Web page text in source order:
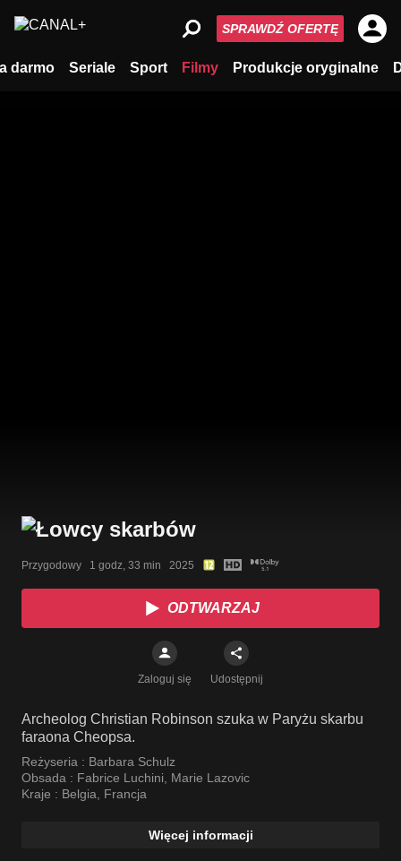
darmo Seriale Sport Filmy Produkcje oryginalne
SPRAWDŹ OFERTĘ
Przygodowy   1 godz, 33 min   2025
ODTWARZAJ
Zaloguj się Udostępnij
Archeolog Christian Robinson szuka w Paryżu skarbu
faraona Cheopsa.
Reżyseria : Barbara Schulz
Obsada : Fabrice Luchini, Marie Lazovic
Kraje : Belgia, Francja
Więcej informacji